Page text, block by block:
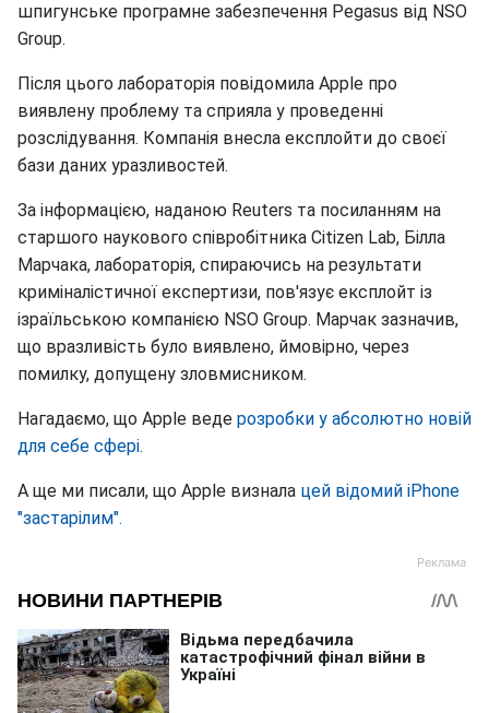
шпигунське програмне забезпечення Pegasus від NSO
Group.
Після цього лабораторія повідомила Apple про
виявлену проблему та сприяла у проведенні
розслідування. Компанія внесла експлойти до своєї
бази даних уразливостей.
За інформацією, наданою Reuters та посиланням на
старшого наукового співробітника Citizen Lab, Білла
Марчака, лабораторія, спираючись на результати
криміналістичної експертизи, пов'язує експлойт із
ізраїльською компанією NSO Group. Марчак зазначив,
що вразливість було виявлено, ймовірно, через
помилку, допущену зловмисником.
Нагадаємо, що Apple веде розробки у абсолютно новій
для себе сфері.
А ще ми писали, що Apple визнала цей відомий iPhone
"застарілим".